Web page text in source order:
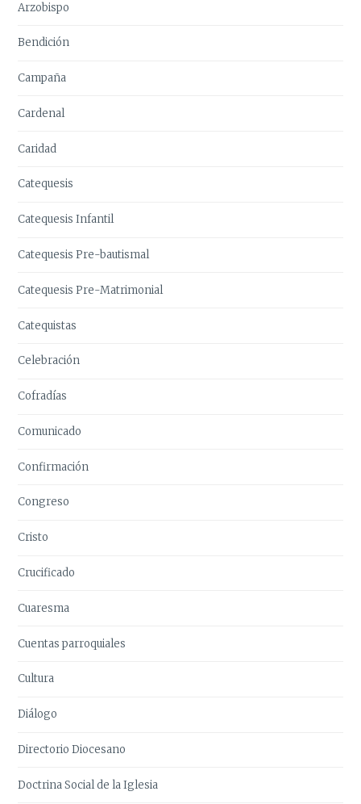
Arzobispo
Bendición
Campaña
Cardenal
Caridad
Catequesis
Catequesis Infantil
Catequesis Pre-bautismal
Catequesis Pre-Matrimonial
Catequistas
Celebración
Cofradías
Comunicado
Confirmación
Congreso
Cristo
Crucificado
Cuaresma
Cuentas parroquiales
Cultura
Diálogo
Directorio Diocesano
Doctrina Social de la Iglesia